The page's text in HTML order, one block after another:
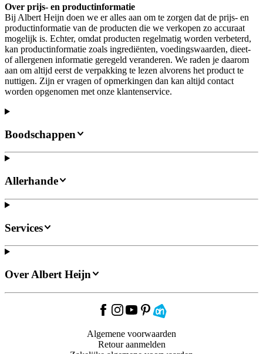
Over prijs- en productinformatie
Bij Albert Heijn doen we er alles aan om te zorgen dat de prijs- en
productinformatie van de producten die we verkopen zo accuraat
mogelijk is. Echter, omdat producten regelmatig worden verbeterd,
kan productinformatie zoals ingrediënten, voedingswaarden, dieet-
of allergenen informatie geregeld veranderen. We raden je daarom
aan om altijd eerst de verpakking te lezen alvorens het product te
nuttigen. Zijn er vragen of opmerkingen dan kan altijd contact
worden opgenomen met onze klantenservice.
Boodschappen
Allerhande
Services
Over Albert Heijn
Algemene voorwaarden
Retour aanmelden